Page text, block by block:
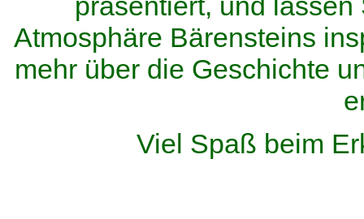
Atmosphäre Bärensteins
mehr über die Geschichte
Viel Spaß beim